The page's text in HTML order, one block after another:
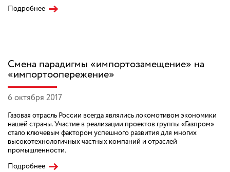
Подробнее
Смена парадигмы «импортозамещение» на
«импортоопережение»
6 октября 2017
Газовая отрасль России всегда являлись локомотивом экономики
нашей страны. Участие в реализации проектов группы «Газпром»
стало ключевым фактором успешного развития для многих
высокотехнологичных частных компаний и отраслей
промышленности.
Подробнее